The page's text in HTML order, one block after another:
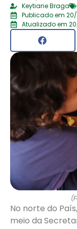
Keytiane Braga
Publicado em
Atualizado em
No norte do
meio da